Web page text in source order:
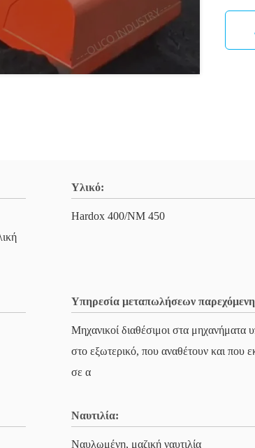
Υλικό:
Hardox 400/NM 450
Υπηρεσία μεταπωλήσεων
Μηχανικοί διαθέσιμοι στα μηχανήματα
στο εξωτερικό, που αναθέτουν και που
σε α
Ναυτιλία:
Ναυλωμένη, μαζική ναυτιλία